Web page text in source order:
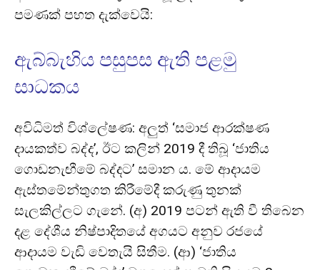
පමණක් පහත දැක්වෙයි:
ඇබ්බැහිය පසුපස ඇති පළමු
සාධකය
අවිධිමත් විශ්ලේෂණ: අලුත් ‘සමාජ ආරක්ෂණ
දායකත්ව බද්ද’, ඊට කලින් 2019 දී තිබූ ‘ජාතිය
ගොඩනැඟීමේ බද්දට’ සමාන ය. මේ ආදායම
ඇස්තමේන්තුගත කිරීමේදී කරුණු තුනක්
සැලකිල්ලට ගැනේ. (අ) 2019 පටන් ඇති වී තිබෙන
දළ දේශීය නිෂ්පාදිතයේ අගයට අනුව රජයේ
ආදායම වැඩි වෙතැයි සිතීම. (ආ) ‘ජාතිය